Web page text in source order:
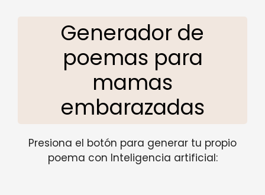
Generador de
poemas para
mamas
embarazadas
Presiona el botón para generar tu propio
poema con Inteligencia artificial: